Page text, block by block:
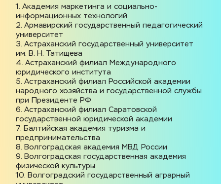
1. Академия маркетинга и социально-
информационных технологий
2. Армавирский государственный педагогический
университет
3. Астраханский государственный университет
им. В. Н. Татищева
4. Астраханский филиал Международного
юридического института
5. Астраханский филиал Российской академии
народного хозяйства и государственной службы
при Президенте РФ
6. Астраханский филиал Саратовской
государственной юридической академии
7. Балтийская академия туризма и
предпринимательства
8. Волгоградская академия МВД России
9. Волгоградская государственная академия
физической культуры
10. Волгоградский государственный аграрный